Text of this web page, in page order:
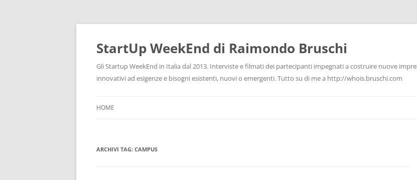
Vai
StartUp WeekEnd di Raimondo Bruschi
Gli Startup WeekEnd in Italia dal 2013. Interviste e filmati dei partecipanti impegnati a costruire nuove
innovativi ad esigenze e bisogni esistenti, nuovi o emergenti. Tutto su di me a http://whois.bruschi.com
HOME
ARCHIVI TAG: CAMPUS